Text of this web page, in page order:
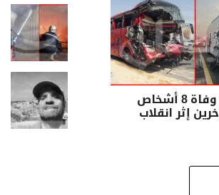
السعودية : وفاة 8 أشخاص
43 آخرين إثر انقلاب